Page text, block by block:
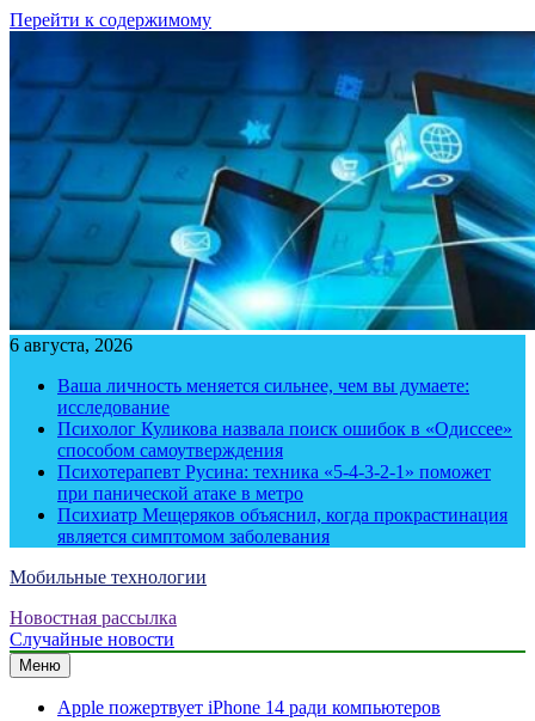
Перейти к содержимому
6 августа, 2026
Ваша личность меняется сильнее, чем вы думаете:
исследование
Психолог Куликова назвала поиск ошибок в «Одиссее»
способом самоутверждения
Психотерапевт Русина: техника «5-4-3-2-1» поможет
при панической атаке в метро
Психиатр Мещеряков объяснил, когда прокрастинация
является симптомом заболевания
Мобильные технологии
Новостная рассылка
Случайные новости
Меню
Apple пожертвует iPhone 14 ради компьютеров